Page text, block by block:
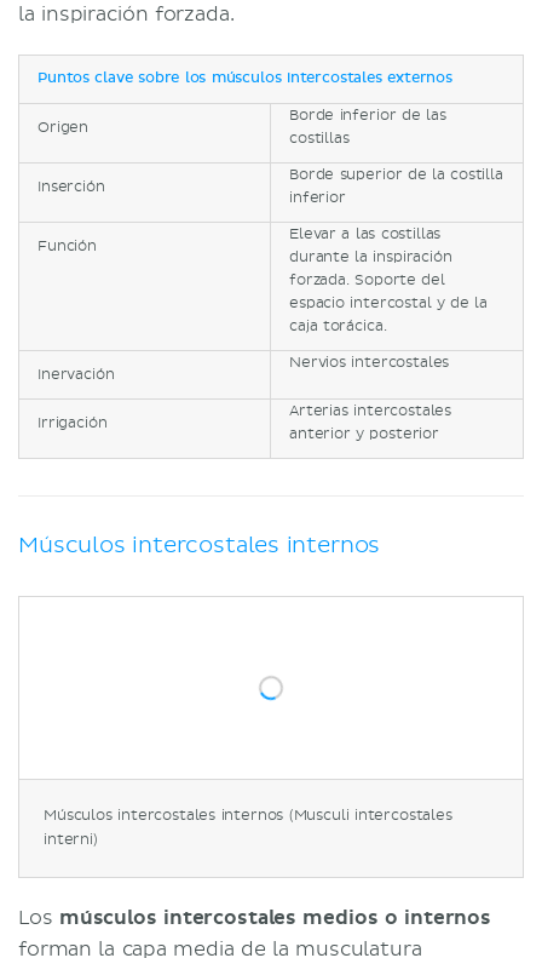
la inspiración forzada.
Puntos clave sobre los músculos intercostales externos
Origen
Borde inferior de las
costillas
Inserción
Borde superior de la costilla
inferior
Función
Elevar a las costillas
durante la inspiración
forzada. Soporte del
espacio intercostal y de la
caja torácica.
Inervación
Nervios intercostales
Irrigación
Arterias intercostales
anterior y posterior
Músculos intercostales internos
Músculos intercostales internos (Musculi intercostales
interni)
Los músculos intercostales medios o internos
forman la capa media de la musculatura